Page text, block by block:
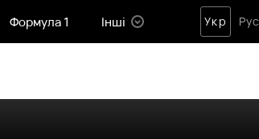
Формула 1 Інші Укр Рус